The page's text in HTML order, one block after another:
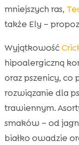
mniejszych ras,
także Ely –
Wyjątkowość
hipoalergiczną
oraz pszenicy, co
rozwiązanie dla
trawiennym.
smaków – od
białko owadzie